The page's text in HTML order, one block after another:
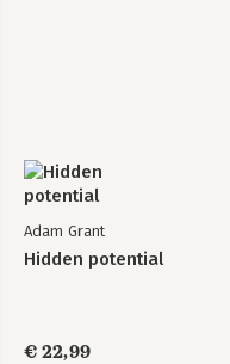
Adam Grant
Hidden potential
€ 22,99